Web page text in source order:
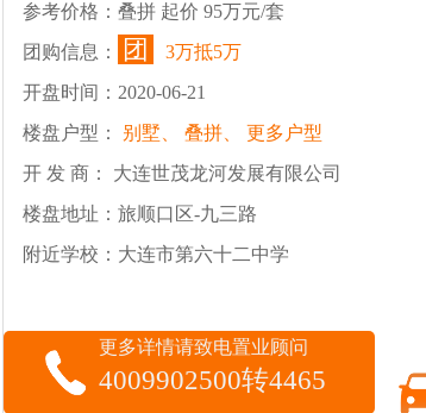
参考价格：叠拼 起价 95万元/套
团购信息：
团
3万抵5万
开盘时间：2020-06-21
楼盘户型：
别墅、 叠拼、
更多户型
开 发 商： 大连世茂龙河发展有限公司
楼盘地址：旅顺口区-九三路
附近学校：大连市第六十二中学
更多详情请致电置业顾问
4009902500转4465